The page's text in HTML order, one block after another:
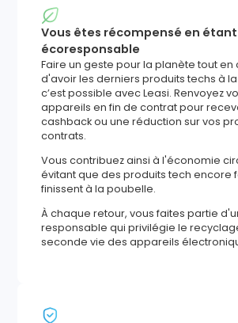
Vous êtes récompensé en étant
écoresponsable
Faire un geste pour la planète tout en
d'avoir les derniers produits techs à
c’est possible avec Leasi. Renvoyez
appareils en fin de contrat pour
cashback ou une réduction sur vos
contrats.
Vous contribuez ainsi à l'économie
évitant que des produits tech encore
finissent à la poubelle.
À chaque retour, vous faites partie
responsable qui privilégie le
seconde vie des appareils